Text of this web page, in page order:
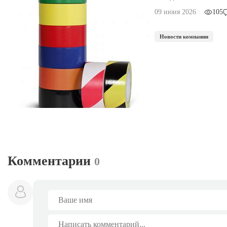
09 июня 2026 105
Новости компании
Комментарии 0